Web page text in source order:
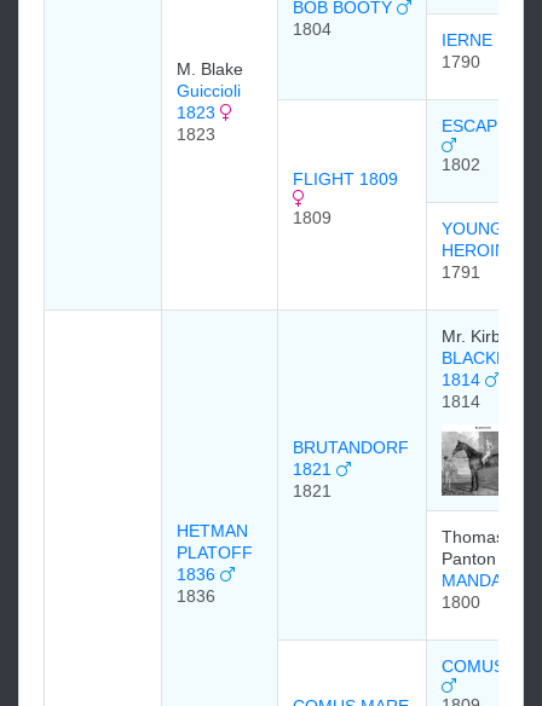
M. Blake
Guiccioli
1823
1823
BOB BOOTY
1804
IERNE 1790
1790
FLIGHT 1809
1809
ESCAPE
1802
YOUNG
HEROINE
1791
HETMAN
PLATOFF
1836
1836
BRUTANDORF
1821
1821
Mr. Kirby.
BLACKLOCK
1814
1814
Thomas
Panton
MANDANE
1800
COMUS